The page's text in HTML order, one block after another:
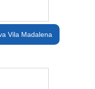
Vila Madalena